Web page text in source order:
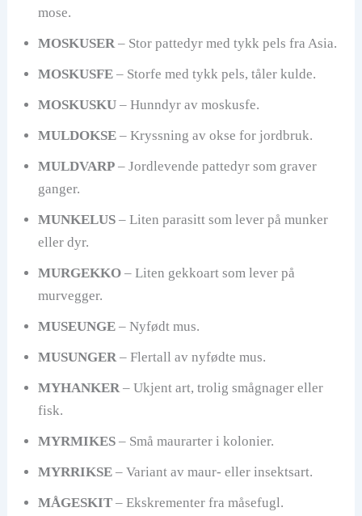
mose.
MOSKUSER– Stor pattedyr med tykk pels fra Asia.
MOSKUSFE– Storfe med tykk pels, tåler kulde.
MOSKUSKU– Hunndyr av moskusfe.
MULDOKSE– Kryssning av okse for jordbruk.
MULDVARP– Jordlevende pattedyr som graver
ganger.
MUNKELUS– Liten parasitt som lever på munker
eller dyr.
MURGEKKO– Liten gekkoart som lever på
murvegger.
MUSEUNGE– Nyfødt mus.
MUSUNGER– Flertall av nyfødte mus.
MYHANKER– Ukjent art, trolig smågnager eller
fisk.
MYRMIKES– Små maurarter i kolonier.
MYRRIKSE– Variant av maur- eller insektsart.
MÅGESKIT– Ekskrementer fra måsefugl.